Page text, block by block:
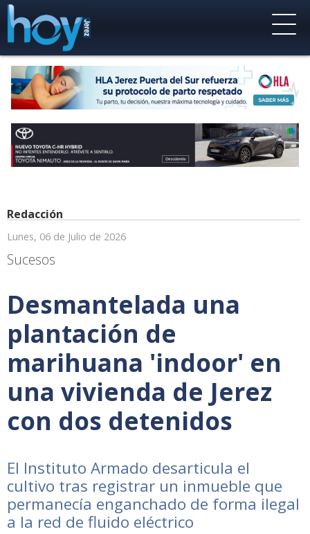
Redacción
Lunes, 06 de Julio de 2026
Sucesos
Desmantelada una
plantación de
marihuana 'indoor' en
una vivienda de Jerez
con dos detenidos
El Instituto Armado desarticula el
cultivo tras registrar un inmueble que
permanecía enganchado de forma ilegal
a la red de fluido eléctrico